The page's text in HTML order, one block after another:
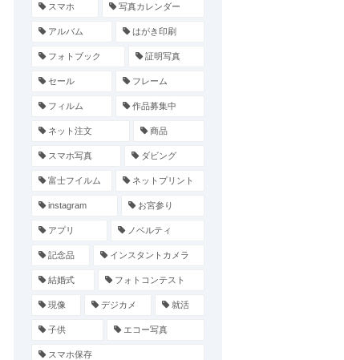
スマホ 写真カレンダー
アルバム はがき印刷
フォトブック 証明写真
セール フレーム
フィルム 作品募集中
ネット注文 商品
スマホ写真 ダビング
富士フイルム ネットプリント
instagram お宮参り
アプリ ノベルティ
記念品 インスタントカメラ
結婚式 フォトコンテスト
現像 デジカメ 就活
子供 エコー写真
スマホ保存